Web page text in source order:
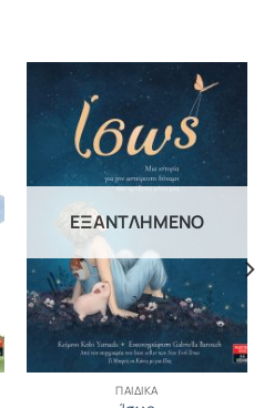
ΕΞΑΝΤΛΗΜΈΝΟ
ΠΑΙΔΙΚΆ